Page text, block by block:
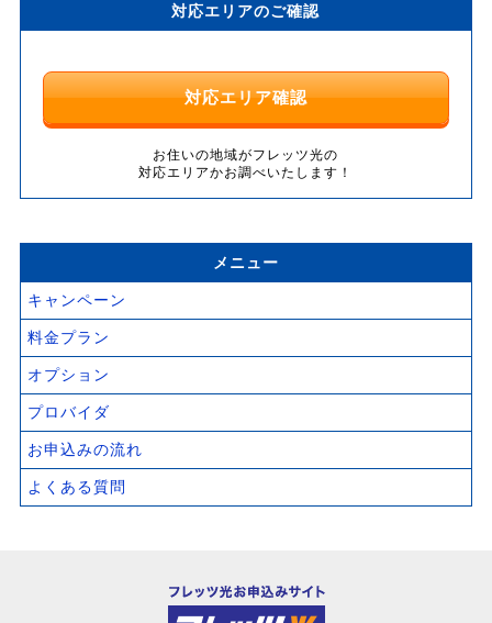
対応エリアのご確認
対応エリア確認
お住いの地域がフレッツ光の
対応エリアかお調べいたします！
メニュー
キャンペーン
料金プラン
オプション
プロバイダ
お申込みの流れ
よくある質問